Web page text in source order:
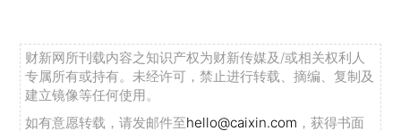
财新网所刊载内容之知识产权为财新传媒及/或相关权利人
专属所有或持有。未经许可，禁止进行转载、摘编、复制及
建立镜像等任何使用。
如有意愿转载，请发邮件至hello@caixin.com ，获得书面